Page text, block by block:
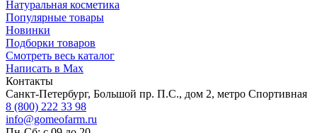
Натуральная косметика
Популярные товары
Новинки
Подборки товаров
Смотреть весь каталог
Написать в Max
Контакты
Санкт-Петербург, Большой пр. П.С., дом 2, метро Спортивная
8 (800) 222 33 98
info@gomeofarm.ru